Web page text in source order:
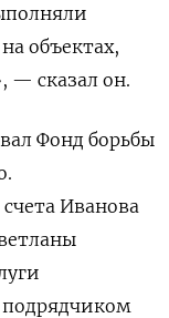
объектах,
— сказал он.
Фонд борьбы
Иванова